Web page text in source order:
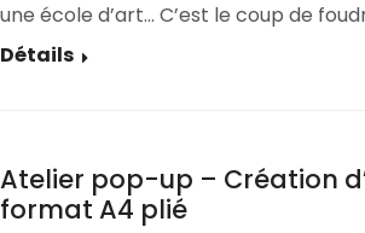
une école d’art… C’est le coup de
Détails
Atelier pop-up – Création
format A4 plié